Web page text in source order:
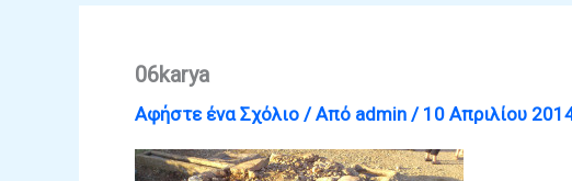
06karya
Αφήστε ένα Σχόλιο / Από admin / 10 Απριλίου